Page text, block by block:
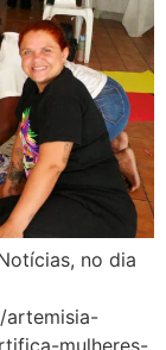
no dia
artemisia-
mulheres-